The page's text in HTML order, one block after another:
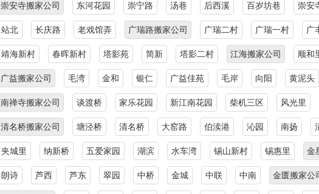
崇安寺搬家公司 东河花园 崇宁路 汤巷 后西溪 百岁坊巷 崇安
站北 长庆路 老戏馆弄 广瑞路搬家公司 广瑞二村 广瑞一村 广
靖海新村 春晖新村 塔影苑 简新 塔影二村 江海搬家公司 顺和
广益搬家公司 毛湾 金和 银仁 广益佳苑 毛岸 向阳 黄泥头
南禅寺搬家公司 谈渡桥 家乐花园 新江南花园 柴机三区 风光里
清名桥搬家公司 塘泾桥 清名桥 大窑路 伯渎港 沁园 南扬
夹城里 纳新桥 五爱家园 湖滨 水车湾 锡山新村 锡惠里 金
朗诗 芦西 芦东 翠园 中桥 金城 中联 中南 金匮搬家公